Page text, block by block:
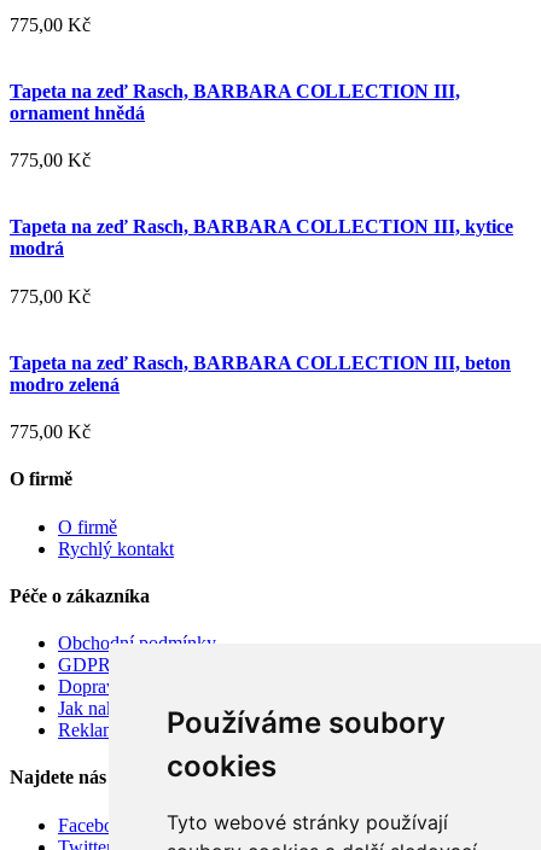
Používáme soubory
cookies
Tyto webové stránky používají
775,00 Kč
Tapeta na zeď Rasch, BARBARA COLLECTION III,
ornament hnědá
775,00 Kč
Tapeta na zeď Rasch, BARBARA COLLECTION III, kytice
modrá
775,00 Kč
Tapeta na zeď Rasch, BARBARA COLLECTION III, beton
modro zelená
775,00 Kč
O firmě
O firmě
Rychlý kontakt
Péče o zákazníka
Obchodní podmínky
GDPR
Doprava
Jak nakupovat
Reklamace
Najdete nás
Facebook